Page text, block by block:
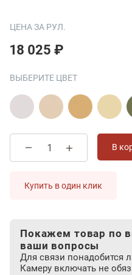
ЦЕНА ЗА РУЛ.
18 025 ₽
ВЫБЕРИТЕ ЦВЕТ
В
Купить в один клик
Покажем товар по
ваши вопросы
Для связи понадобится
Камеру включать не